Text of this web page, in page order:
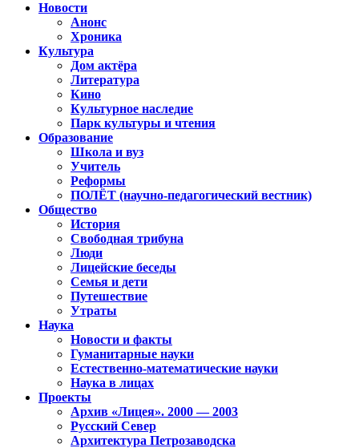
Новости
Анонс
Хроника
Культура
Дом актёра
Литература
Кино
Культурное наследие
Парк культуры и чтения
Образование
Школа и вуз
Учитель
Реформы
ПОЛЁТ (научно-педагогический вестник)
Общество
История
Свободная трибуна
Люди
Лицейские беседы
Семья и дети
Путешествие
Утраты
Наука
Новости и факты
Гуманитарные науки
Естественно-математические науки
Наука в лицах
Проекты
Архив «Лицея». 2000 — 2003
Русский Север
Архитектура Петрозаводска